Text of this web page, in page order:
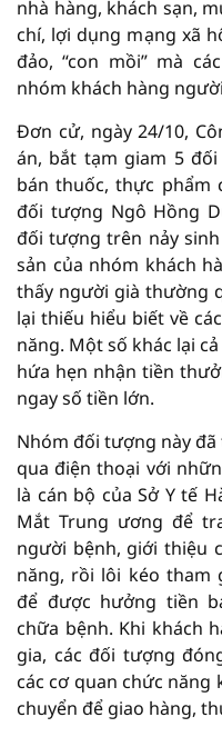
nhà hàng, khách sạn,
chí, lợi dụng mạng xã
đảo, “con mồi” mà
nhóm khách hàng
Đơn cử, ngày 24/10,
án, bắt tạm giam 5
bán thuốc, thực phẩm
đối tượng Ngô Hồng
đối tượng trên nảy
sản của nhóm khách
thấy người già thường
lại thiếu hiểu biết về
năng. Một số khác lại
hứa hẹn nhận tiền
ngay số tiền lớn.
Nhóm đối tượng này
qua điện thoại với
là cán bộ của Sở Y tế
Mắt Trung ương để
người bệnh, giới thiệu
năng, rồi lôi kéo tham
để được hưởng tiền
chữa bệnh. Khi khách
gia, các đối tượng
các cơ quan chức năng
chuyển để giao hàng,